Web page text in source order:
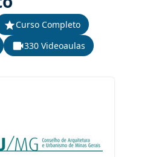
Curso Completo
330 Videoaulas